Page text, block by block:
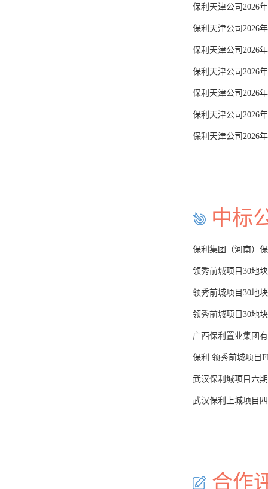
保利天津公司2026
保利天津公司2026
保利天津公司2026
保利天津公司2026
保利天津公司2026
保利天津公司2026
保利天津公司2026
中标
保利集团（河南）
保利.领秀前城项目
武汉保利上城项目
合作